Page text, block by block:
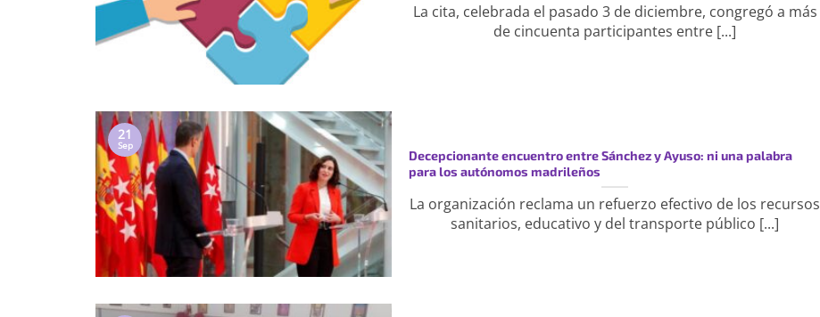
La cita, celebrada el pasado 3 de diciembre, congregó a más
de cincuenta participantes entre [...]
Decepcionante encuentro entre Sánchez y Ayuso: ni una palabra
para los autónomos madrileños
La organización reclama un refuerzo efectivo de los recursos
sanitarios, educativo y del transporte público [...]
21
Sep